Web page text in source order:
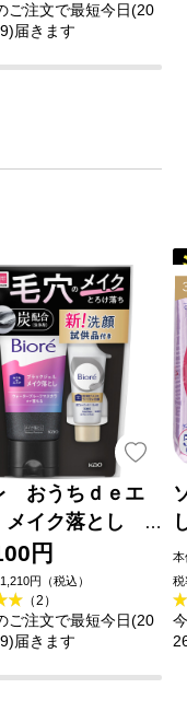
ご注文で最短今日(20
届きます
おうちｄｅエ
イク落とし
クジェル クレ
セット ２００
ｇ 花王
円
円（税込）
（2）
ご注文で最短今日(20
届きます
本
税